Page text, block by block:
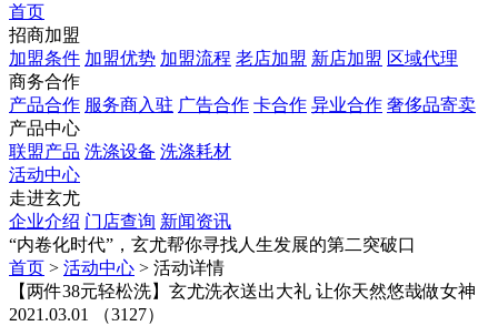
首页
招商加盟
加盟条件 加盟优势 加盟流程 老店加盟 新店加盟 区域代理
商务合作
产品合作 服务商入驻 广告合作 卡合作 异业合作 奢侈品寄卖
产品中心
联盟产品 洗涤设备 洗涤耗材
活动中心
走进玄尤
企业介绍 门店查询 新闻资讯
“内卷化时代”，玄尤帮你寻找人生发展的第二突破口
首页 > 活动中心 > 活动详情
【两件38元轻松洗】玄尤洗衣送出大礼 让你天然悠哉做女神
2021.03.01 （3127）